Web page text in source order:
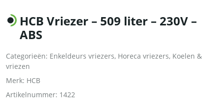
HCB Vriezer – 509 liter – 230V –
ABS
Categorieën: Enkeldeurs vriezers, Horeca vriezers, Koelen &
vriezen
Merk: HCB
Artikelnummer: 1422